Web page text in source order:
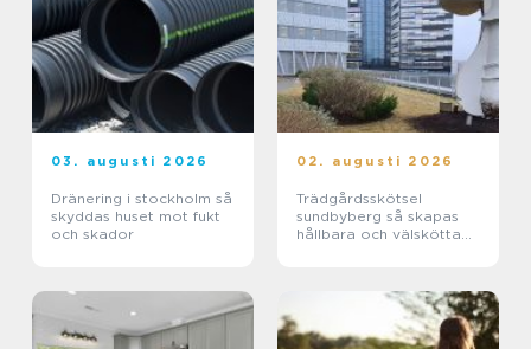
03. augusti 2026
Dränering i stockholm så
skyddas huset mot fukt
och skador
02. augusti 2026
Trädgårdsskötsel
sundbyberg så skapas
hållbara och välskötta